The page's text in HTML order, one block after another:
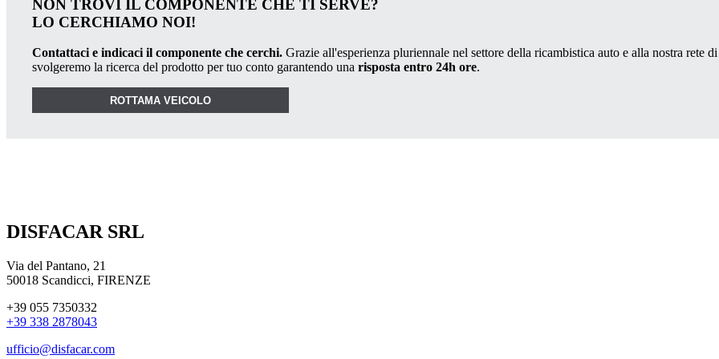
NON TROVI IL COMPONENTE CHE TI SERVE?
LO CERCHIAMO NOI!
Contattaci e indicaci il componente che cerchi. Grazie all'esperienza pluriennale nel settore della ricambistica auto e alla nostra rete di
svolgeremo la ricerca del prodotto per tuo conto garantendo una risposta entro 24h ore.
ROTTAMA VEICOLO
DISFACAR SRL
Via del Pantano, 21
50018 Scandicci, FIRENZE
+39 055 7350332
+39 338 2878043
ufficio@disfacar.com